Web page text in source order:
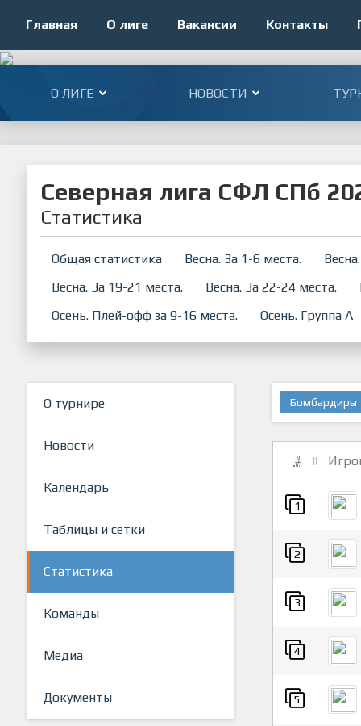
Главная О лиге Вакансии Контакты
О ЛИГЕ НОВОСТИ
Северная лига СФЛ СПб
Статистика
Общая статистика Весна. За 1-6 места.
Весна. За 19-21 места.
Весна. За 22-24 места.
Осень. Плей-офф за 9-16 места.
Осень. Группа А
О турнире
Новости
Календарь
Таблицы и сетки
Статистика
Команды
Медиа
Документы
Бомбардиры
#
1
2
3
4
5